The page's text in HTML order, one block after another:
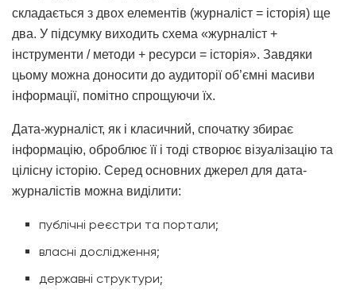
складається з двох елементів (журналіст = історія) ще
два. У підсумку виходить схема «журналіст +
інструменти / методи + ресурси = історія». Завдяки
цьому можна доносити до аудиторії об’ємні масиви
інформації, помітно спрощуючи їх.
Дата-журналіст, як і класичний, спочатку збирає
інформацію, оброблює її і тоді створює візуалізацію та
цілісну історію. Серед основних джерел для дата-
журналістів можна виділити:
публічні реєстри та портали;
власні дослідження;
державні структури;